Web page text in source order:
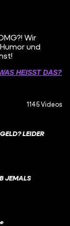
Wir
und
HEISST DAS?
1145 Videos
LEIDER
JEMALS